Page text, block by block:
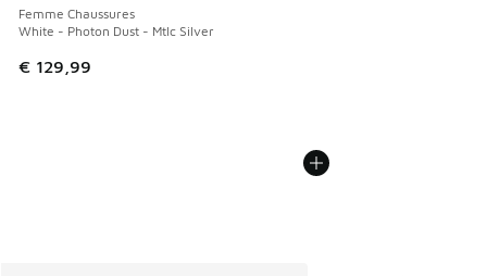
Femme Chaussures
White - Photon Dust - Mtlc Silver
€ 129,99